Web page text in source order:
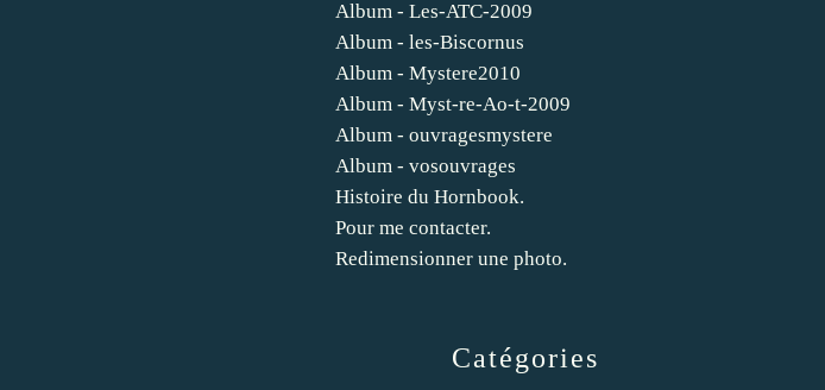
Catégories
Album - Les-ATC-2009
Album - les-Biscornus
Album - Mystere2010
Album - Myst-re-Ao-t-2009
Album - ouvragesmystere
Album - vosouvrages
Histoire du Hornbook.
Pour me contacter.
Redimensionner une photo.